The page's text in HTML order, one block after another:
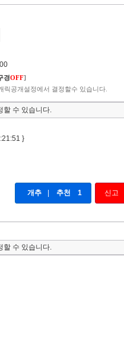
경OFF]
릭공개설정에서 결정할수 있습니다.
할 수 있습니다.
}
개추 추천 1 신고
할 수 있습니다.